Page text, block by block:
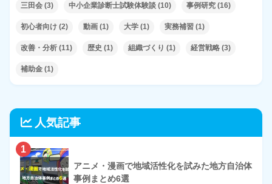
三田会 (3) 中小企業診断士試験体験談 (10) 事例研究 (16)
初心者向け (2) 動画 (1) 大学 (1) 実務補習 (1)
改善・分析 (11) 歴史 (1) 組織づくり (1) 経営戦略 (3)
補助金 (1)
人気記事
1
アニメ・漫画で地域活性化を試みた地方自治体
事例まとめ6選